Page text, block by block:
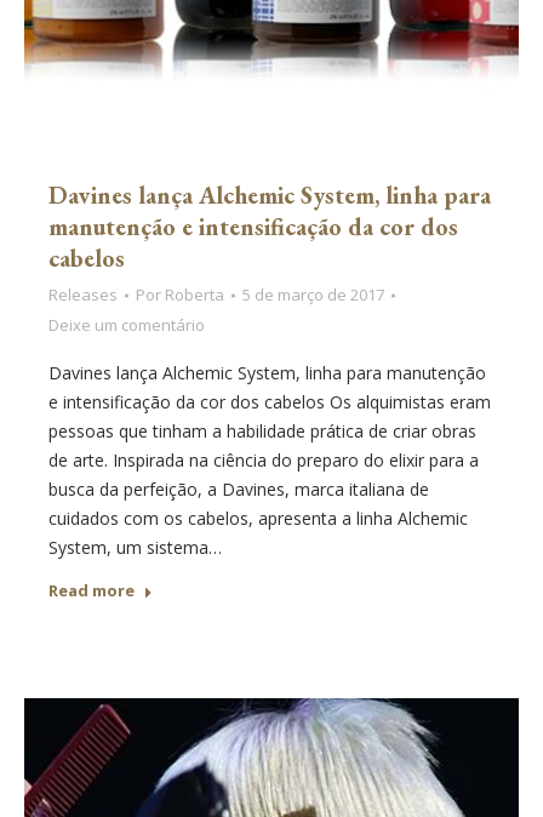
Davines lança Alchemic System, linha para
manutenção e intensificação da cor dos
cabelos
Releases Por Roberta
5 de março de 2017
Deixe um comentário
Davines lança Alchemic System, linha para manutenção
e intensificação da cor dos cabelos Os alquimistas eram
pessoas que tinham a habilidade prática de criar obras
de arte. Inspirada na ciência do preparo do elixir para a
busca da perfeição, a Davines, marca italiana de
cuidados com os cabelos, apresenta a linha Alchemic
System, um sistema…
Read more